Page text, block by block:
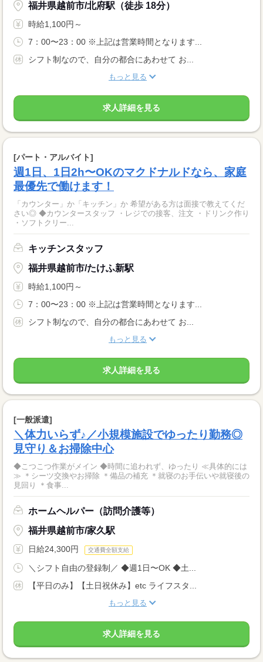
福井県越前市/北府駅（徒歩 18分）
時給1,100円～
7：00〜23：00 ※上記は営業時間となります...
シフト制なので、自分の都合にあわせて お...
もっと見る
求人詳細を見る
[パート・アルバイト]
週1日、1日2h〜OKのマクドナルドなら、家庭
最優先で働けます！
「カウンター」か「キッチン」か 希望がある方は面接で教えてくだ
さい◎ ◆カウンタースタッフ ・レジでの接客、注文 ・ドリンク作り
・ソフトクリー...
キッチンスタッフ
福井県越前市/たけふ新駅
時給1,100円～
7：00〜23：00 ※上記は営業時間となります...
シフト制なので、自分の都合にあわせて お...
もっと見る
求人詳細を見る
[一般派遣]
＼体力いらず♪／小規模施設でゆったり勤務◎
見守り＆お掃除中心
◆こつこつ作業がメイン ◆時間に追われず、ゆったり ≪具体的には
≫ ＊シーツ交換やお掃除 ＊備品の補充 ＊就寝のお手伝いや就寝後の
見回り ＊食事...
ホームヘルパー（訪問介護等）
福井県越前市/家久駅
日給24,300円 交通費全額支給
＼シフト自由の登録制／ ◆週1日〜OK ◆土...
【平日のみ】【土日祝休み】etc ライフスタ...
もっと見る
求人詳細を見る